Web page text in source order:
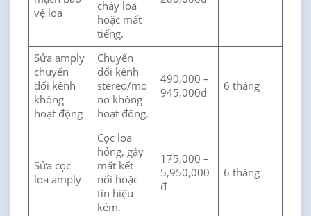
vệ loa
cháy loa
hoặc mất
tiếng.
Sửa amply
chuyển
đổi kênh
không
hoạt động
Chuyển
đổi kênh
stereo/mo
no không
hoạt động.
490,000 –
945,000đ
6 tháng
Sửa cọc
loa amply
Cọc loa
hỏng, gây
mất kết
nối hoặc
tín hiệu
kém.
175,000 –
5,950,000
đ
6 tháng